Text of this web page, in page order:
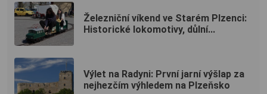
Železniční víkend ve Starém Plzenci:
Historické lokomotivy, důlní...
Výlet na Radyni: První jarní výšlap za
nejhezčím výhledem na Plzeňsko